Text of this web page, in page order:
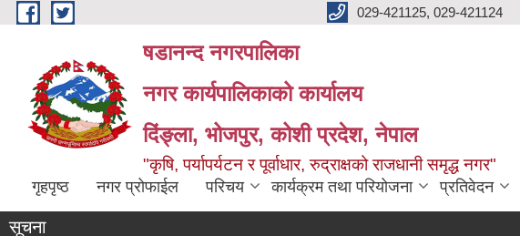
Skip to main content 029-421125, 029-421124
षडानन्द नगरपालिका
नगर कार्यपालिकाको कार्यालय
दिंङ्ला, भोजपुर, कोशी प्रदेश, नेपाल
"कृषि, पर्यापर्यटन र पूर्वाधार, रुद्राक्षको राजधानी समृद्ध नगर"
गृहपृष्ठ नगर प्रोफाईल परिचय कार्यक्रम तथा परियोजना प्रतिवेदन
सूचना